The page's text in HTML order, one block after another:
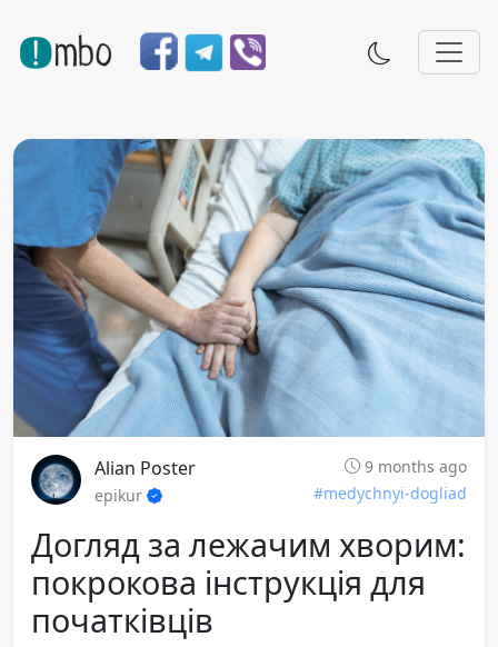
Alian Poster
9 months ago
epikur
#medychnyi-dogliad
Догляд за лежачим хворим:
покрокова інструкція для
початківців